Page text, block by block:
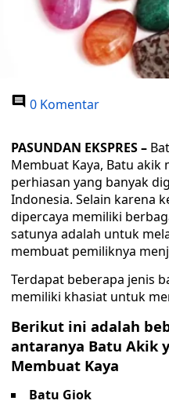
0 Komentar
PASUNDAN EKSPRES –
Membuat Kaya, Batu akik
perhiasan yang banyak
Indonesia. Selain karena
dipercaya memiliki
satunya adalah untuk
membuat pemiliknya
Terdapat beberapa jenis
memiliki khasiat untuk
Berikut ini adalah
antaranya Batu Akik
Membuat Kaya
Batu Giok